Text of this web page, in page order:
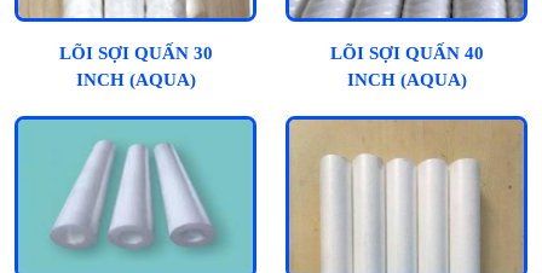
LÕI SỢI QUẤN 30
INCH (AQUA)
LÕI SỢI QUẤN 40
INCH (AQUA)